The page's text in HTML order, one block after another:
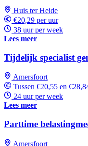
Huis ter Heide
€20,29 per uur
38 uur per week
Lees meer
Tijdelijk specialist
Amersfoort
Tussen €20,55 en
24 uur per week
Lees meer
Parttime
Amersfoort